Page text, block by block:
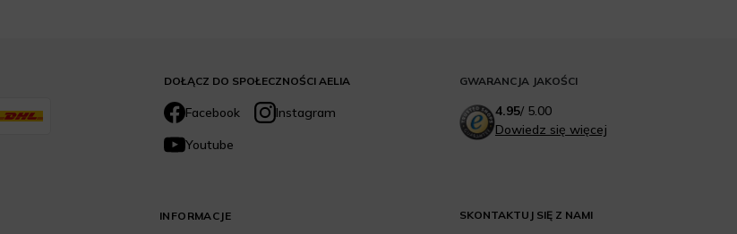
DOŁĄCZ DO SPOŁECZNOŚCI AELIA
Facebook
Instagram
Youtube
SKONTAKTUJ SIĘ Z NAMI
INFORMACJE
GWARANCJA JAKOŚCI
4.95/5.00
Dowiedz się więcej